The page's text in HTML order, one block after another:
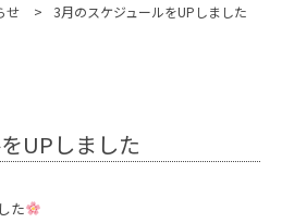
せ 3月のスケジュールをUPしました
UPしました
た